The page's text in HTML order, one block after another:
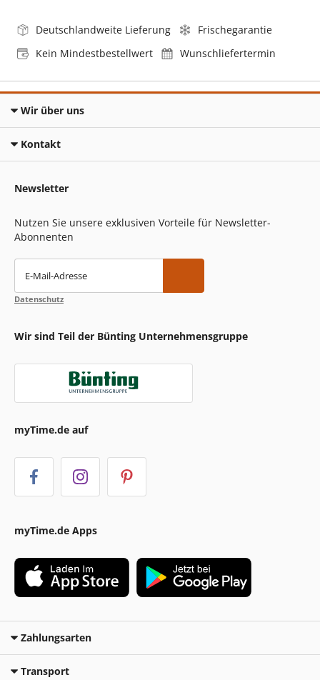
Deutschlandweite Lieferung
Frischegarantie
Kein Mindestbestellwert
Wunschliefertermin
Wir über uns
Kontakt
Newsletter
Nutzen Sie unsere exklusiven Vorteile für Newsletter-
Abonnenten
E-Mail-Adresse
Datenschutz
Wir sind Teil der Bünting Unternehmensgruppe
myTime.de auf
myTime.de Apps
Zahlungsarten
Transport